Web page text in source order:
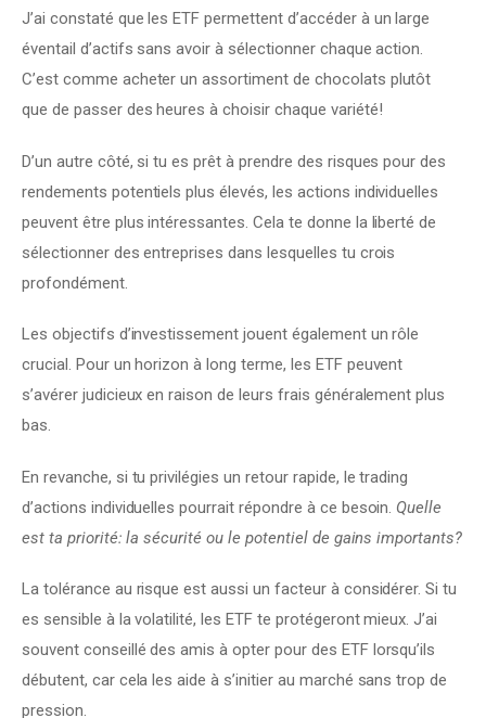
J’ai constaté que les ETF permettent d’accéder à un large
éventail d’actifs sans avoir à sélectionner chaque action.
C’est comme acheter un assortiment de chocolats plutôt
que de passer des heures à choisir chaque variété!
D’un autre côté, si tu es prêt à prendre des risques pour des
rendements potentiels plus élevés, les actions individuelles
peuvent être plus intéressantes. Cela te donne la liberté de
sélectionner des entreprises dans lesquelles tu crois
profondément.
Les objectifs d’investissement jouent également un rôle
crucial. Pour un horizon à long terme, les ETF peuvent
s’avérer judicieux en raison de leurs frais généralement plus
bas.
En revanche, si tu privilégies un retour rapide, le trading
d’actions individuelles pourrait répondre à ce besoin. Quelle
est ta priorité: la sécurité ou le potentiel de gains importants?
La tolérance au risque est aussi un facteur à considérer. Si tu
es sensible à la volatilité, les ETF te protégeront mieux. J’ai
souvent conseillé des amis à opter pour des ETF lorsqu’ils
débutent, car cela les aide à s’initier au marché sans trop de
pression.